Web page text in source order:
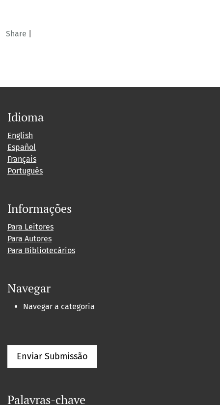
Share
Idioma
English
Español
Français
Português
Informações
Para Leitores
Para Autores
Para Bibliotecários
Navegar
Navegar a categoria
Enviar Submissão
Palavras-chave